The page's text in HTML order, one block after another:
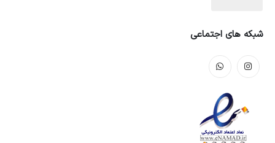
شبکه های اجتماعی